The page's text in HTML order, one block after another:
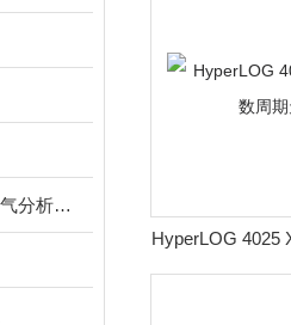
烟气分析仪/汽车尾气分析仪/转速表/汽车维修检测设备
HyperLOG 4025
天